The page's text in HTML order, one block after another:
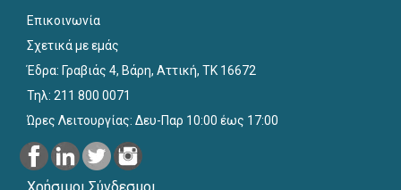
Επικοινωνία
Σχετικά με εμάς
Έδρα: Γραβιάς 4, Βάρη, Αττική, ΤΚ 16672
Τηλ: 211 800 0071
Ώρες Λειτουργίας: Δευ-Παρ 10:00 έως 17:00
Χρήσιμοι Σύνδεσμοι